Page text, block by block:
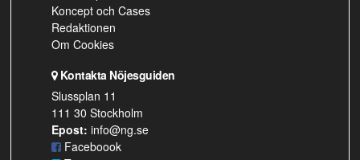
Koncept och Cases
Redaktionen
Om Cookies
Kontakta Nöjesguiden
Slussplan 11
111 30 Stockholm
Epost: info@ng.se
Faceboook